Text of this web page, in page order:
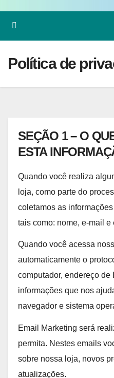
Política de
SEÇÃO 1 – O
ESTA
Quando você realiza
loja, como parte do
coletamos as
tais como: nome, e-mail e
Quando você acessa
automaticamente o
computador, endereço de
informações que nos
navegador e sistema
Email Marketing será
permita. Nestes emails
sobre nossa loja, novos
atualizações.